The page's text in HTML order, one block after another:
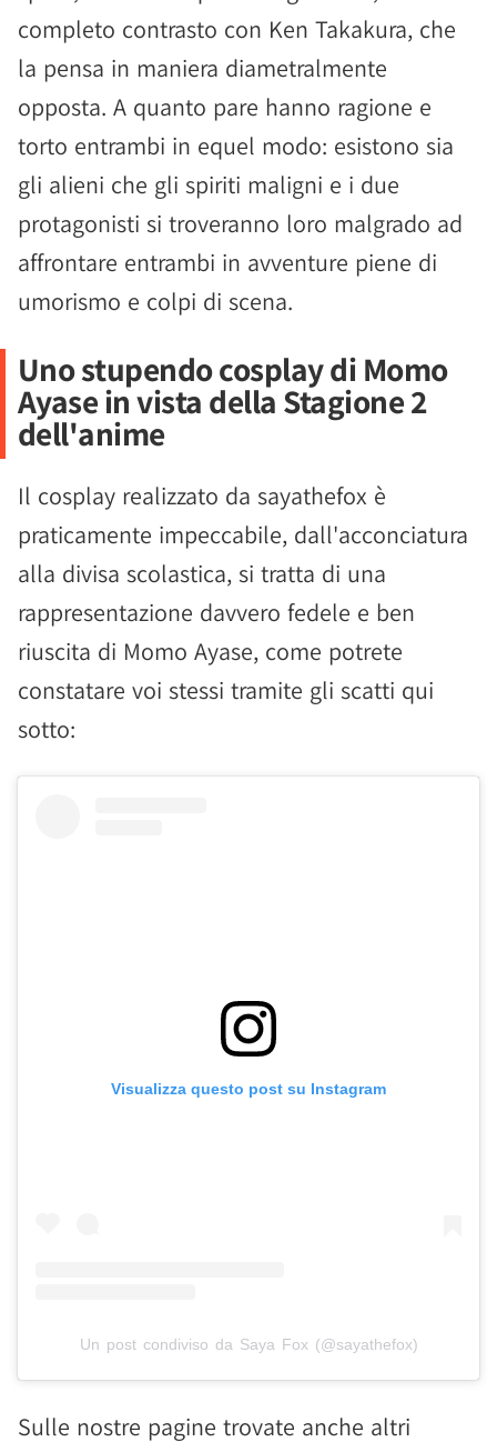
completo contrasto con Ken Takakura, che
la pensa in maniera diametralmente
opposta. A quanto pare hanno ragione e
torto entrambi in equel modo: esistono sia
gli alieni che gli spiriti maligni e i due
protagonisti si troveranno loro malgrado ad
affrontare entrambi in avventure piene di
umorismo e colpi di scena.
Uno stupendo cosplay di Momo
Ayase in vista della Stagione 2
dell'anime
Il cosplay realizzato da sayathefox è
praticamente impeccabile, dall'acconciatura
alla divisa scolastica, si tratta di una
rappresentazione davvero fedele e ben
riuscita di Momo Ayase, come potrete
constatare voi stessi tramite gli scatti qui
sotto:
Visualizza questo post su Instagram
Un post condiviso da Saya Fox (@sayathefox)
Sulle nostre pagine trovate anche altri